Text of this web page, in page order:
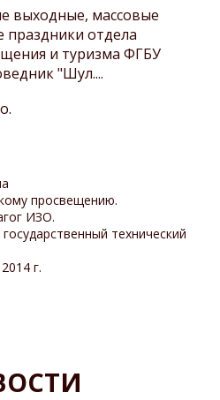
выходные, массовые
праздники отдела
и туризма ФГБУ
"Шул....
просвещению.
ИЗО.
технический
г.